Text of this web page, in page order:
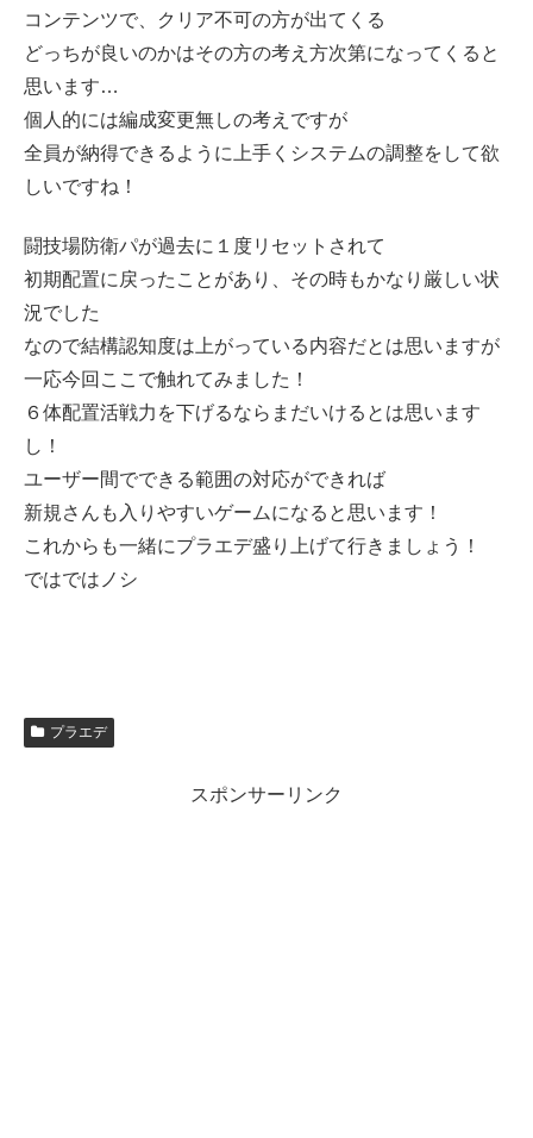
コンテンツで、クリア不可の方が出てくる
どっちが良いのかはその方の考え方次第になってくると
思います…
個人的には編成変更無しの考えですが
全員が納得できるように上手くシステムの調整をして欲
しいですね！
闘技場防衛パが過去に１度リセットされて
初期配置に戻ったことがあり、その時もかなり厳しい状
況でした
なので結構認知度は上がっている内容だとは思いますが
一応今回ここで触れてみました！
６体配置活戦力を下げるならまだいけるとは思います
し！
ユーザー間でできる範囲の対応ができれば
新規さんも入りやすいゲームになると思います！
これからも一緒にプラエデ盛り上げて行きましょう！
ではではノシ
プラエデ
スポンサーリンク